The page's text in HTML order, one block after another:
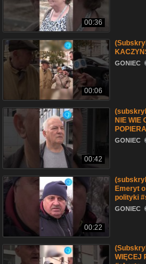
00:36
00:06
GONIEC
00:42
NIE WIE
GONIEC
00:22
Emeryt
polityki
GONIEC
WIĘCEJ